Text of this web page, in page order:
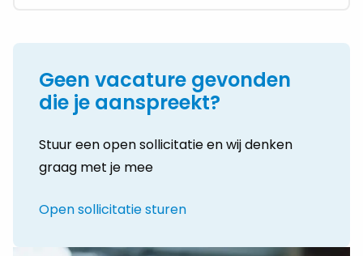
horecaprofessionals en solliciteer vandaag nog.
1,0
FTE
Geen vacature gevonden
die je aanspreekt?
Stuur een open sollicitatie en wij denken
graag met je mee
Open sollicitatie sturen